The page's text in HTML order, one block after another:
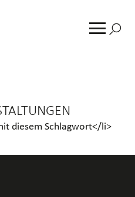
Suchen
diesem Schlagwort</li>